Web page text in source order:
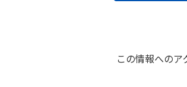
この情報への